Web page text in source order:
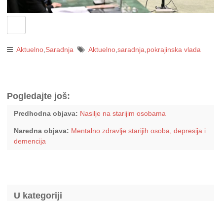
U kategoriji
Aktuelno,Saradnja Aktuelno,saradnja,pokrajinska vlada
Pogledajte još:
Predhodna objava: Nasilje na starijim osobama
Naredna objava: Mentalno zdravlje starijih osoba, depresija i
demencija